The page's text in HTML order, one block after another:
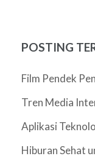
POSTING
Film Pendek
Tren Media
Aplikasi
Hiburan Sehat